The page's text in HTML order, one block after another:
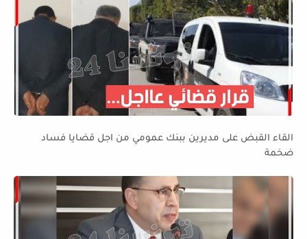
القاء القبض على مديرين ببنك عمومي من اجل قضايا فساد
ضخمة